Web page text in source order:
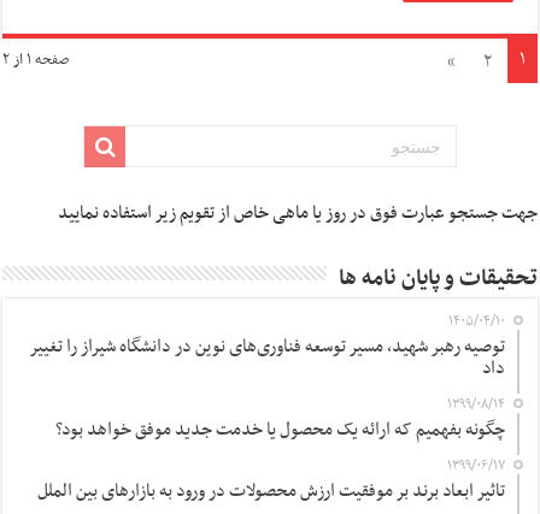
صفحه ۱ از ۲ ۱ ۲ »
جهت جستجو عبارت فوق در روز یا ماهی خاص از تقویم زیر استفاده نمایید
تحقیقات و پایان نامه ها
۱۴۰۵/۰۴/۱۰
توصیه رهبر شهید، مسیر توسعه فناوری‌های نوین در دانشگاه شیراز را تغییر
داد
۱۳۹۹/۰۸/۱۴
چگونه بفهمیم که ارائه یک محصول یا خدمت جدید موفق خواهد بود؟
۱۳۹۹/۰۶/۱۷
تاثیر ابعاد برند بر موفقیت ارزش محصولات در ورود به بازارهای بین الملل